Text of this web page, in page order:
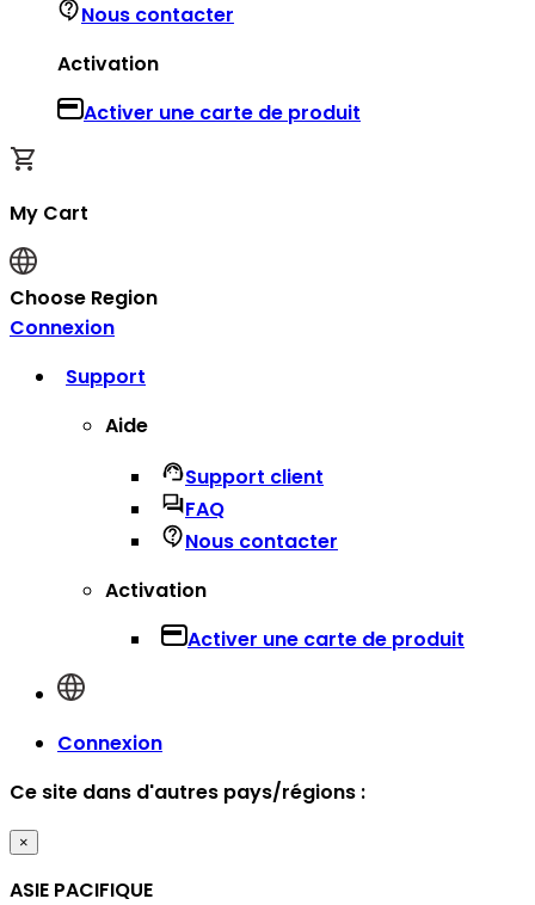
Nous contacter
Activation
Activer une carte de produit
My Cart
Choose Region
Connexion
Support
Aide
Support client
FAQ
Nous contacter
Activation
Activer une carte de produit
Connexion
Ce site dans d'autres pays/régions :
×
ASIE PACIFIQUE